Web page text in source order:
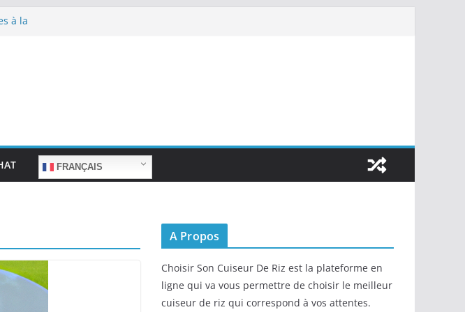
à la
FRANÇAIS
A Propos
Choisir Son Cuiseur De Riz est la plateforme en
ligne qui va vous permettre de choisir le meilleur
cuiseur de riz qui correspond à vos attentes.